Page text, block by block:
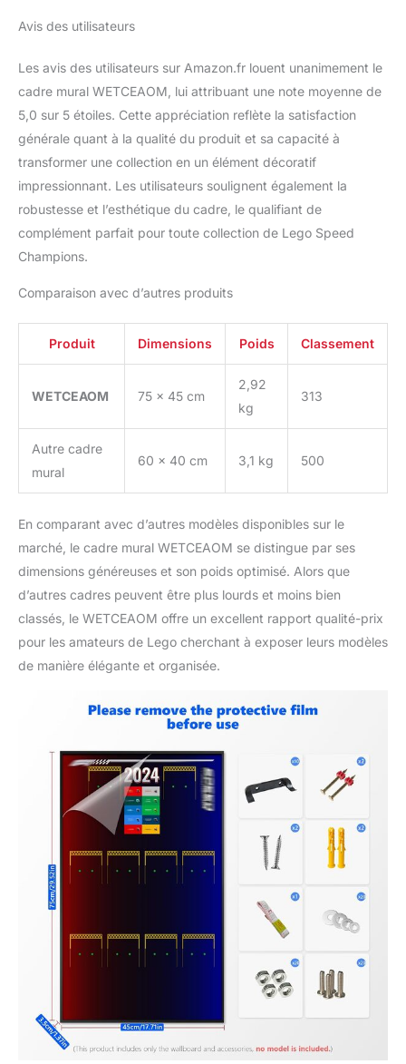
Avis des utilisateurs
Les avis des utilisateurs sur Amazon.fr louent unanimement le
cadre mural WETCEAOM, lui attribuant une note moyenne de
5,0 sur 5 étoiles. Cette appréciation reflète la satisfaction
générale quant à la qualité du produit et sa capacité à
transformer une collection en un élément décoratif
impressionnant. Les utilisateurs soulignent également la
robustesse et l’esthétique du cadre, le qualifiant de
complément parfait pour toute collection de Lego Speed
Champions.
Comparaison avec d’autres produits
Produit Dimensions Poids Classement
WETCEAOM 75 x 45 cm
2,92
kg
313
Autre cadre
mural
60 x 40 cm 3,1 kg 500
En comparant avec d’autres modèles disponibles sur le
marché, le cadre mural WETCEAOM se distingue par ses
dimensions généreuses et son poids optimisé. Alors que
d’autres cadres peuvent être plus lourds et moins bien
classés, le WETCEAOM offre un excellent rapport qualité-prix
pour les amateurs de Lego cherchant à exposer leurs modèles
de manière élégante et organisée.